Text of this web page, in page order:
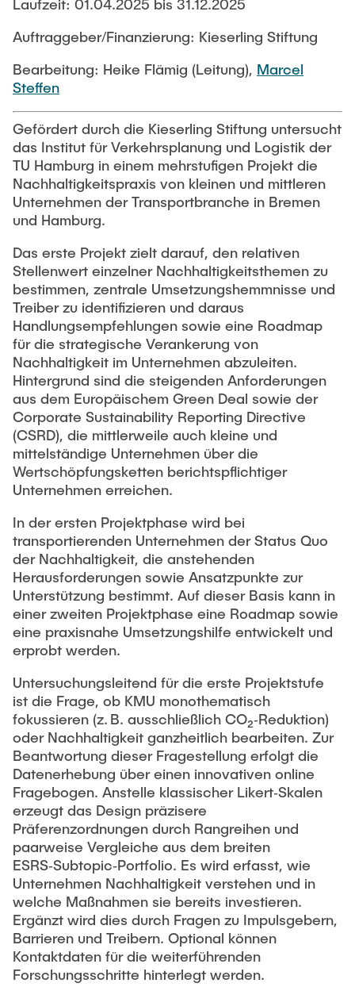
Siedlungsstruktur und Verkehrsplanung
Verkehrs- und Logistikknoten
Medien
Laufzeit: 01.04.2025 bis 31.12.2025
Auftraggeber/Finanzierung: Kieserling Stiftung
Bearbeitung: Heike Flämig (Leitung), Marcel
Steffen
Gefördert durch die Kieserling Stiftung untersucht
das Institut für Verkehrsplanung und Logistik der
TU Hamburg in einem mehrstufigen Projekt die
Nachhaltigkeitspraxis von kleinen und mittleren
Unternehmen der Transportbranche in Bremen
und Hamburg.
Das erste Projekt zielt darauf, den relativen
Stellenwert einzelner Nachhaltigkeitsthemen zu
bestimmen, zentrale Umsetzungshemmnisse und
Treiber zu identifizieren und daraus
Handlungsempfehlungen sowie eine Roadmap
für die strategische Verankerung von
Nachhaltigkeit im Unternehmen abzuleiten.
Hintergrund sind die steigenden Anforderungen
aus dem Europäischem Green Deal sowie der
Corporate Sustainability Reporting Directive
(CSRD), die mittlerweile auch kleine und
mittelständige Unternehmen über die
Wertschöpfungsketten berichtspflichtiger
Unternehmen erreichen.
In der ersten Projektphase wird bei
transportierenden Unternehmen der Status Quo
der Nachhaltigkeit, die anstehenden
Herausforderungen sowie Ansatzpunkte zur
Unterstützung bestimmt. Auf dieser Basis kann in
einer zweiten Projektphase eine Roadmap sowie
eine praxisnahe Umsetzungshilfe entwickelt und
erprobt werden.
Untersuchungsleitend für die erste Projektstufe
ist die Frage, ob KMU monothematisch
fokussieren (z. B. ausschließlich CO₂‑Reduktion)
oder Nachhaltigkeit ganzheitlich bearbeiten. Zur
Beantwortung dieser Fragestellung erfolgt die
Datenerhebung über einen innovativen online
Fragebogen. Anstelle klassischer Likert‑Skalen
erzeugt das Design präzisere
Präferenzordnungen durch Rangreihen und
paarweise Vergleiche aus dem breiten
ESRS‑Subtopic‑Portfolio. Es wird erfasst, wie
Unternehmen Nachhaltigkeit verstehen und in
welche Maßnahmen sie bereits investieren.
Ergänzt wird dies durch Fragen zu Impulsgebern,
Barrieren und Treibern. Optional können
Kontaktdaten für die weiterführenden
Forschungsschritte hinterlegt werden.